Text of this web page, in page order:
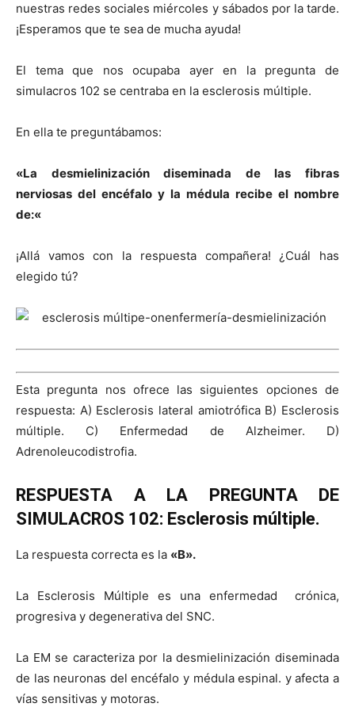
nuestras redes sociales miércoles y sábados por la tarde.
¡Esperamos que te sea de mucha ayuda!
El tema que nos ocupaba ayer en la pregunta de
simulacros 102 se centraba en la esclerosis múltiple.
En ella te preguntábamos:
«La desmielinización diseminada de las fibras
nerviosas del encéfalo y la médula recibe el nombre
de:«
¡Allá vamos con la respuesta compañera! ¿Cuál has
elegido tú?
Esta pregunta nos ofrece las siguientes opciones de
respuesta: A) Esclerosis lateral amiotrófica B) Esclerosis
múltiple. C) Enfermedad de Alzheimer. D)
Adrenoleucodistrofia.
RESPUESTA A LA PREGUNTA DE
SIMULACROS 102: Esclerosis múltiple.
La respuesta correcta es la «B».
La Esclerosis Múltiple es una enfermedad crónica,
progresiva y degenerativa del SNC.
La EM se caracteriza por la desmielinización diseminada
de las neuronas del encéfalo y médula espinal. y afecta a
vías sensitivas y motoras.